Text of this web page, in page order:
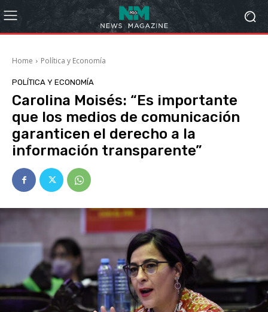
Home Política y Economía
POLÍTICA Y ECONOMÍA
Carolina Moisés: “Es importante
que los medios de comunicación
garanticen el derecho a la
información transparente”